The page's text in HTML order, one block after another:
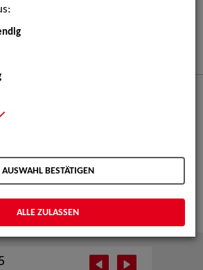
Air-Bühne voller Akrobatik, Tanz,
Live-Performances.
Weimar
– Film- und Serienfestival in Weimar
des Crew Call Weimar.
AUSWAHL BESTÄTIGEN
ALLE ZULASSEN